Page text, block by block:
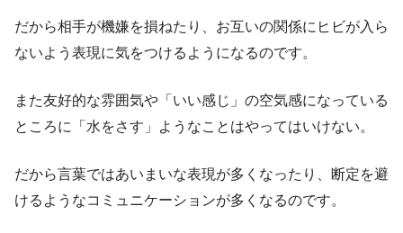
だから相手が機嫌を損ねたり、お互いの関係にヒビが入ら
ないよう表現に気をつけるようになるのです。
また友好的な雰囲気や「いい感じ」の空気感になっている
ところに「水をさす」ようなことはやってはいけない。
だから言葉ではあいまいな表現が多くなったり、断定を避
けるようなコミュニケーションが多くなるのです。